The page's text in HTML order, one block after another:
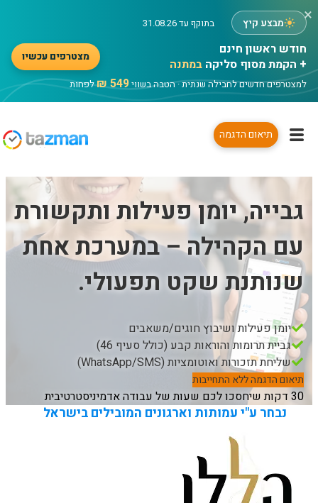
מבצע קיץ
+ הקמת מסוף סליקה במתנה
למצטרפים חדשים לחבילה שנתית · הטבה בשווי549 ₪ לפחות
מצטרפים עכשיו
בתוקף עד 31.08.26 ×
תיאום הדגמה
ניהול עמותות ופעילות
ביעילות ובמקום אחד
גבייה, יומן פעילות ותקשורת
עם הקהילה – במערכת אחת
שנותנת שקט תפעולי.
יומן פעילות ושיבוץ חוגים/משאבים
גביית תרומות והוראות קבע (כולל סעיף 46)
שליחת תזכורות ואוטומציות (WhatsApp/SMS)
תיאום הדגמה ללא התחייבות
30 דקות שיחסכו לכם שעות של עבודה אדמיניסטרטיבית
נבחר ע"י עמותות וארגונים המובילים בישראל